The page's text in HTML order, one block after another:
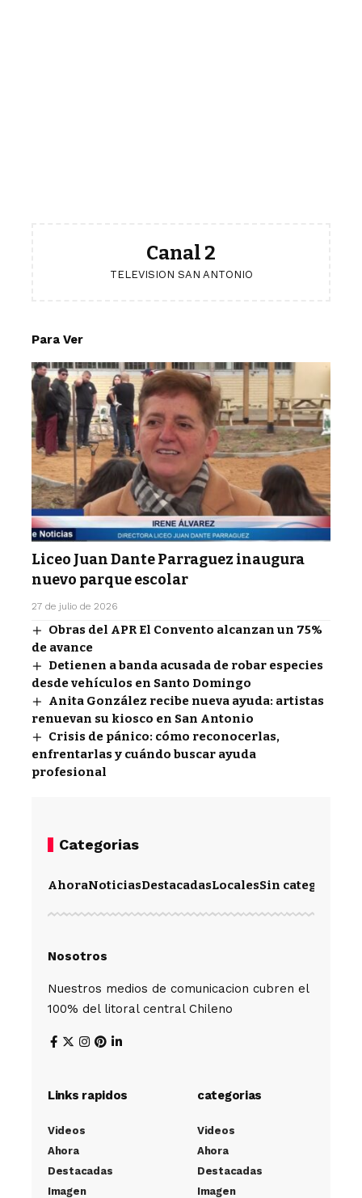
Canal 2
TELEVISION SAN ANTONIO
Para Ver
Liceo Juan Dante Parraguez inaugura
nuevo parque escolar
27 de julio de 2026
Obras del APR El Convento alcanzan un 75%
de avance
Detienen a banda acusada de robar especies
desde vehículos en Santo Domingo
Anita González recibe nueva ayuda: artistas
renuevan su kiosco en San Antonio
Crisis de pánico: cómo reconocerlas,
enfrentarlas y cuándo buscar ayuda
profesional
Categorias
AhoraNoticiasDestacadasLocalesSin categoría
Nosotros
Nuestros medios de comunicacion cubren el
100% del litoral central Chileno
Links rapidos
Videos
Ahora
Destacadas
Imagen
categorias
Videos
Ahora
Destacadas
Imagen